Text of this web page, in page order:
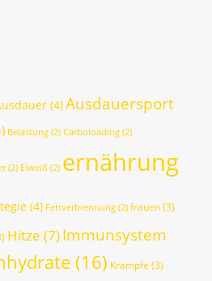
(4)Ausdauersport
Belastung (2) Carboloading (2)
(2) Eiweiß (2) ernährung
(4) Fettverbrennung (2) frauen(3)
Hitze (7)Immunsystem
(16) Krämpfe (3)